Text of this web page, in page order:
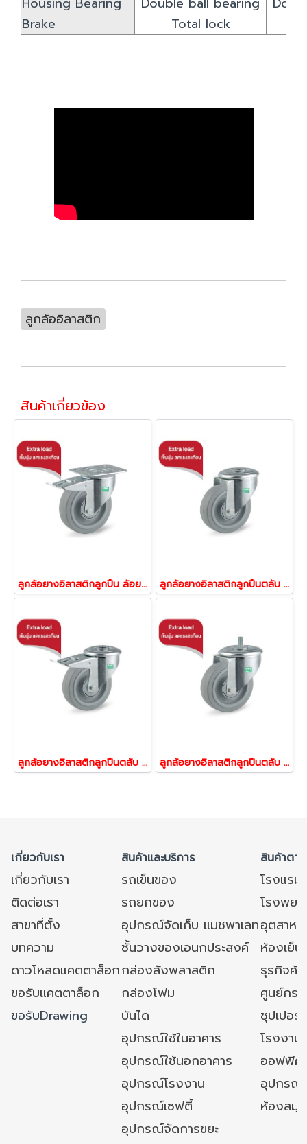
Brake
Total lock
ลูกล้ออิลาสติก
สินค้าเกี่ยวข้อง
ลูกล้อยางอิลาสติกลูกปืน ล้อยาง ล้อไม่ทำพื้นเป็นรอย ตลับรับน้ำหนัก 250-450 กก.แป้นเบรก รุ่น UFP ยี่ห้อ TENTE 13056,13063,13070 ลูกล้อยางอิลาสติกลูกปืนตลับ ล้อยาง ล้อไม่ทำพื้นเป็นรอย รับน้ำหนัก 250-450 กก.รูหมุน รุ่น UFP ยี่ห้อ TENTE 13209,13216,13223
ลูกล้อยางอิลาสติกลูกปืนตลับ ล้อยาง ล้อไม่ทำพื้นเป็นรอย รับน้ำหนัก 250-450 กก.รูเบรก รุ่น UFP ยี่ห้อ TENTE 13230,13247,13254 ลูกล้อยางอิลาสติกลูกปืนตลับ ล้อยาง ล้อไม่ทำพื้นเป็นรอย รับน้ำหนัก 250-450 กก.สกรูหมุน รุ่น UFP ยี่ห้อ TENTE 13087,13100,13124
เกี่ยวกับเรา สินค้าและบริการ สินค้าตา
เกี่ยวกับเรา รถเข็นของ
โรงแร
ติดต่อเรา
รถยกของ
โรงพย
สาขาที่ตั้ง
อุปกรณ์จัดเก็บ แมชพาเลทอุตสาหก
บทความ
ชั้นวางของเอนกประสงค์
ห้องเย็
ดาวโหลดแคตตาล็อกกล่องลังพลาสติก
ธุรกิจค้
ขอรับแคตตาล็อก
กล่องโฟม
ศูนย์กร
ขอรับDrawing
บันได
ซุปเปอ
อุปกรณ์ใช้ในอาคาร
โรงงา
อุปกรณ์ใช้นอกอาคาร
ออฟฟิศ/
อุปกรณ์โรงงาน
อุปกรณ์
อุปกรณ์เซฟตี้
ห้องสมุ
อุปกรณ์จัดการขยะ